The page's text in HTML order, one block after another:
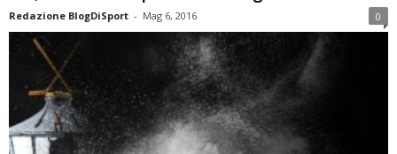
Redazione BlogDiSport - Mag 6, 2016 0